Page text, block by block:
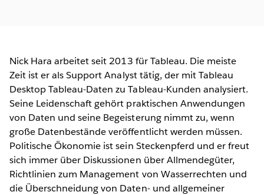
Nick Hara arbeitet seit 2013 für Tableau. Die meiste
Zeit ist er als Support Analyst tätig, der mit Tableau
Desktop Tableau-Daten zu Tableau-Kunden analysiert.
Seine Leidenschaft gehört praktischen Anwendungen
von Daten und seine Begeisterung nimmt zu, wenn
große Datenbestände veröffentlicht werden müssen.
Politische Ökonomie ist sein Steckenpferd und er freut
sich immer über Diskussionen über Allmendegüter,
Richtlinien zum Management von Wasserrechten und
die Überschneidung von Daten- und allgemeiner